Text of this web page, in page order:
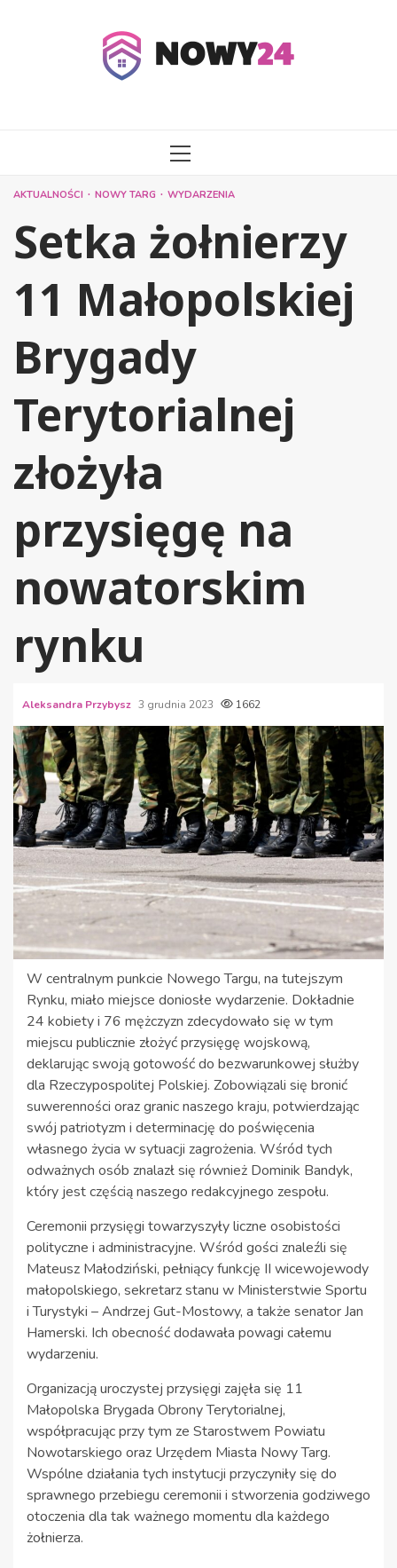
MENU
AKTUALNOŚCI NOWY TARG WYDARZENIA
Setka żołnierzy
11 Małopolskiej
Brygady
Terytorialnej
złożyła
przysięgę na
nowatorskim
rynku
Aleksandra Przybysz 3 grudnia 2023 1662
W centralnym punkcie Nowego Targu, na tutejszym
Rynku, miało miejsce doniosłe wydarzenie. Dokładnie
24 kobiety i 76 mężczyzn zdecydowało się w tym
miejscu publicznie złożyć przysięgę wojskową,
deklarując swoją gotowość do bezwarunkowej służby
dla Rzeczypospolitej Polskiej. Zobowiązali się bronić
suwerenności oraz granic naszego kraju, potwierdzając
swój patriotyzm i determinację do poświęcenia
własnego życia w sytuacji zagrożenia. Wśród tych
odważnych osób znalazł się również Dominik Bandyk,
który jest częścią naszego redakcyjnego zespołu.
Ceremonii przysięgi towarzyszyły liczne osobistości
polityczne i administracyjne. Wśród gości znaleźli się
Mateusz Małodziński, pełniący funkcję II wicewojewody
małopolskiego, sekretarz stanu w Ministerstwie Sportu
i Turystyki – Andrzej Gut-Mostowy, a także senator Jan
Hamerski. Ich obecność dodawała powagi całemu
wydarzeniu.
Organizacją uroczystej przysięgi zajęła się 11
Małopolska Brygada Obrony Terytorialnej,
współpracując przy tym ze Starostwem Powiatu
Nowotarskiego oraz Urzędem Miasta Nowy Targ.
Wspólne działania tych instytucji przyczyniły się do
sprawnego przebiegu ceremonii i stworzenia godziwego
otoczenia dla tak ważnego momentu dla każdego
żołnierza.